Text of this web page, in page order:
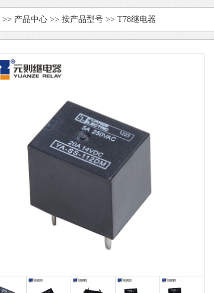
>> 产品中心 >> 按产品型号 >> T78继电器